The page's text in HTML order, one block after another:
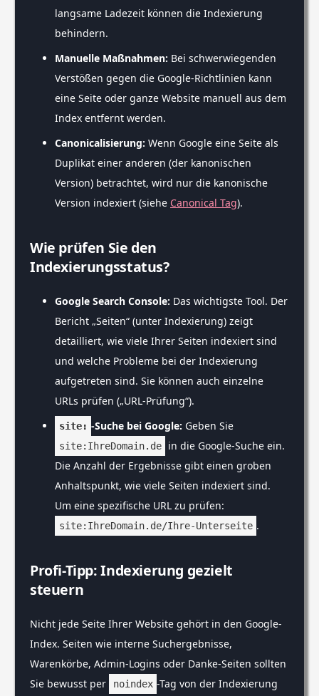
langsame Ladezeit können die Indexierung
behindern.
Manuelle Maßnahmen: Bei schwerwiegenden
Verstößen gegen die Google-Richtlinien kann
eine Seite oder ganze Website manuell aus dem
Index entfernt werden.
Canonicalisierung: Wenn Google eine Seite als
Duplikat einer anderen (der kanonischen
Version) betrachtet, wird nur die kanonische
Version indexiert (siehe Canonical Tag).
Wie prüfen Sie den
Indexierungsstatus?
Google Search Console: Das wichtigste Tool. Der
Bericht „Seiten“ (unter Indexierung) zeigt
detailliert, wie viele Ihrer Seiten indexiert sind
und welche Probleme bei der Indexierung
aufgetreten sind. Sie können auch einzelne
URLs prüfen („URL-Prüfung“).
site: -Suche bei Google: Geben Sie
site:IhreDomain.de
in die Google-Suche ein.
Die Anzahl der Ergebnisse gibt einen groben
Anhaltspunkt, wie viele Seiten indexiert sind.
Um eine spezifische URL zu prüfen:
site:IhreDomain.de/Ihre-Unterseite .
Profi-Tipp: Indexierung gezielt
steuern
Nicht jede Seite Ihrer Website gehört in den Google-
Index. Seiten wie interne Suchergebnisse,
Warenkörbe, Admin-Logins oder Danke-Seiten sollten
Sie bewusst per
noindex -Tag von der Indexierung